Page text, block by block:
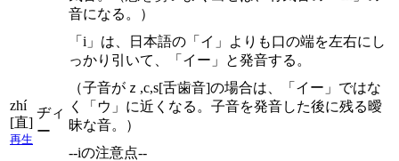
zhí
[直]
再生
ヂィ
ー
音になる。）
「i」は、日本語の「イ」よりも口の端を左右にし
っかり引いて、「イー」と発音する。
（子音がｚ,c,s[舌歯音]の場合は、「イー」ではな
く「ウ」に近くなる。子音を発音した後に残る曖
昧な音。）
--iの注意点--